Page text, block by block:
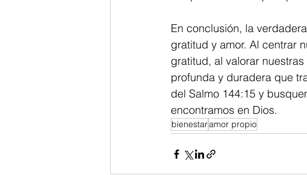
En conclusión, la
gratitud y amor. Al centrar
gratitud, al valorar
profunda y duradera que
del Salmo 144:15 y
encontramos en Dios.
bienestaramor propio